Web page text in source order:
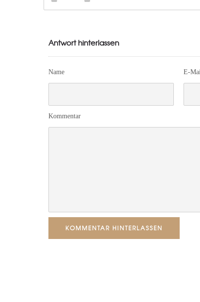
Antwort hinterlassen
Name E-
Kommentar
KOMMENTAR HINTERLASSEN